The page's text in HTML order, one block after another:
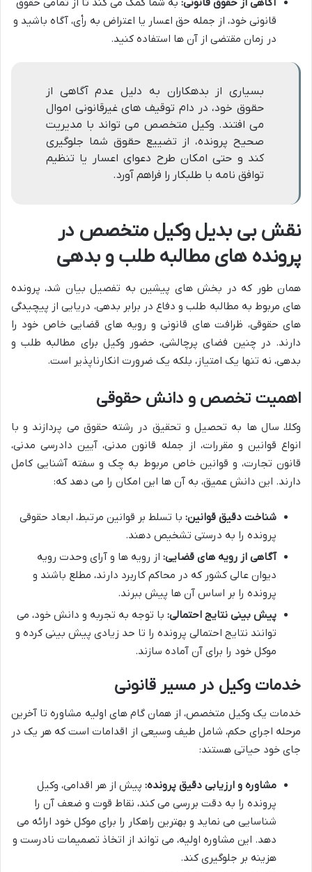
قانونی خود، از جمله حق اعسار یا اعتراض به رأی، آگاه باشید و
در زمان مقتضی از آن ها استفاده کنید.
بسیاری از بدهکاران به دلیل عدم آگاهی از
حقوق خود، در دام توقیف های غیرقانونی اموال
می افتند. وکیل متخصص می تواند با مدیریت
صحیح پرونده، از تضییع حقوق شما جلوگیری
کند و حتی امکان طرح دعوای اعسار یا تنظیم
توافق نامه با طلبکار را فراهم آورد.
نقش بی بدیل وکیل متخصص در
پرونده های مطالبه طلب و بدهی
همان طور که در بخش های پیشین به تفصیل بیان شد، پرونده
های مربوط به مطالبه طلب و دفاع در برابر بدهی، دریایی از پیچیدگی
های حقوقی، ظرافت های قانونی و رویه های قضایی خاص خود را
دارند. در چنین فضای پرچالشی، حضور وکیل برای مطالبه طلب و
بدهی، نه تنها یک امتیاز، بلکه یک ضرورت انکارناپذیر است.
اهمیت تخصص و دانش حقوقی
وکلا، سال ها به تحصیل و تحقیق در رشته حقوق می پردازند و با
انواع قوانین و مقررات، از جمله قانون مدنی، آیین دادرسی مدنی،
قانون تجارت، و قوانین خاص مربوط به چک و سفته آشنایی کامل
دارند. این دانش عمیق، به آن ها این امکان را می دهد که:
شناخت دقیق قوانین: با تسلط بر قوانین مرتبط، ابعاد حقوقی
پرونده را به درستی تشخیص دهند.
آگاهی از رویه های قضایی: از رویه ها و آرای وحدت رویه
دیوان عالی کشور که در محاکم کاربرد دارند، مطلع باشند و
پرونده را بر اساس آن ها پیش ببرند.
پیش بینی نتایج احتمالی: با توجه به تجربه و دانش خود، می
توانند نتایج احتمالی پرونده را تا حد زیادی پیش بینی کرده و
موکل خود را برای آن آماده سازند.
خدمات وکیل در مسیر قانونی
خدمات یک وکیل متخصص، از همان گام های اولیه مشاوره تا آخرین
مرحله اجرای حکم، شامل طیف وسیعی از اقدامات است که هر یک در
جای خود حیاتی هستند:
مشاوره و ارزیابی دقیق پرونده: پیش از هر اقدامی، وکیل
پرونده را به دقت بررسی می کند، نقاط قوت و ضعف آن را
شناسایی می نماید و بهترین راهکار را برای موکل خود ارائه می
دهد. این مشاوره اولیه، می تواند از اتخاذ تصمیمات نادرست و
هزینه بر جلوگیری کند.